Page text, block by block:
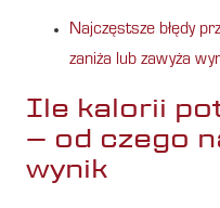
Najczęstsze błędy
zaniża lub zawyża
Ile kalorii
– od czego
wynik